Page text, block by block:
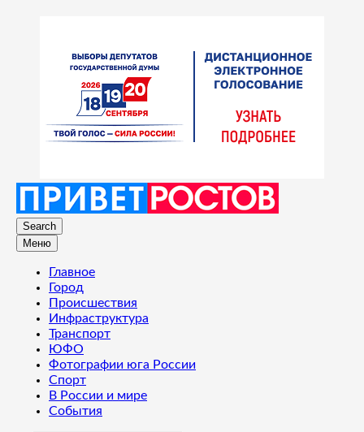
Search
Меню
Главное
Город
Происшествия
Инфраструктура
Транспорт
ЮФО
Фотографии юга России
Спорт
В России и мире
События